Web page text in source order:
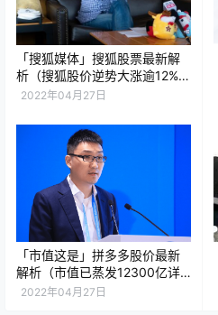
「搜狐媒体」搜狐股票最新解
析（搜狐股价逆势大涨逾12%详
解）
2022年04月27日
「市值这是」拼多多股价最新
解析（市值已蒸发12300亿详
解）
2022年04月27日